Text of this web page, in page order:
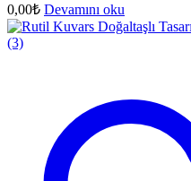
0,00₺ Devamını oku